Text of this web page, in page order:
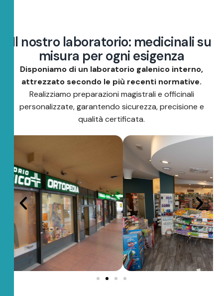
Il nostro laboratorio: medicinalisu
misura per ogni esigenza
Disponiamo di un laboratorio galenico interno,
attrezzato secondo le più recenti normative.
Realizziamo preparazioni magistrali e officinali
personalizzate, garantendo sicurezza, precisione e
qualità certificata.